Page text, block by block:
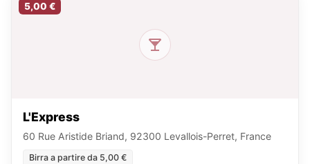
5,00 €
L'Express
60 Rue Aristide Briand, 92300 Levallois-Perret, France
Birra a partire da 5,00 €